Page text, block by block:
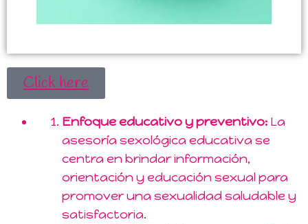
Click here
Enfoque educativo y preventivo: La
asesoría sexológica educativa se
centra en brindar información,
orientación y educación sexual para
promover una sexualidad saludable y
satisfactoria.